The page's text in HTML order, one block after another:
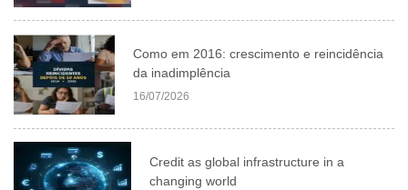
Como em 2016: crescimento e reincidência
da inadimplência
16/07/2026
Credit as global infrastructure in a
changing world